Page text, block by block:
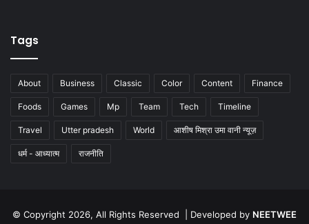
Tags
About Business Classic Color Content Finance
Foods Games Mp Team Tech Timeline
Travel Utter pradesh World आशीष मिश्रा उमा वानी न्यूज़
धर्म - आध्यात्म राजनीति
© Copyright 2026, All Rights Reserved | Developed by NEETWEE